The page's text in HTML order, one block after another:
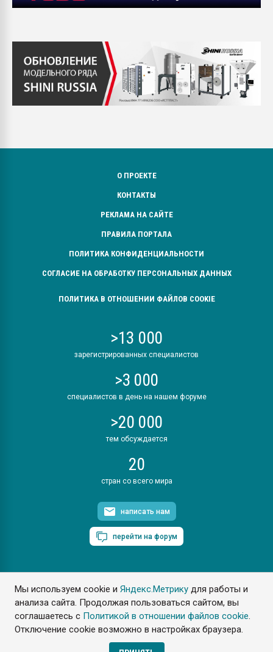
Мы используем cookie иЯндекс.Метрику для работы и
анализа сайта. Продолжая пользоваться сайтом, вы
соглашаетесь с Политикой в отношении файлов cookie.
Отключение cookie возможно в настройках браузера.
О ПРОЕКТЕ
КОНТАКТЫ
РЕКЛАМА НА САЙТЕ
ПРАВИЛА ПОРТАЛА
ПОЛИТИКА КОНФИДЕНЦИАЛЬНОСТИ
СОГЛАСИЕ НА ОБРАБОТКУ ПЕРСОНАЛЬНЫХ ДАННЫХ
ПОЛИТИКА В ОТНОШЕНИИ ФАЙЛОВ COOKIE
>13 000
зарегистрированных специалистов
>3 000
специалистов в день на нашем форуме
>20 000
тем обсуждается
20
стран со всего мира
написать нам
перейти на форум
ПластЭксперт © 2006. Все права защищены
Разрешается копирование материалов сайта с обязательной
ссылкой на www.e-plastic.ru
Разработка сайта